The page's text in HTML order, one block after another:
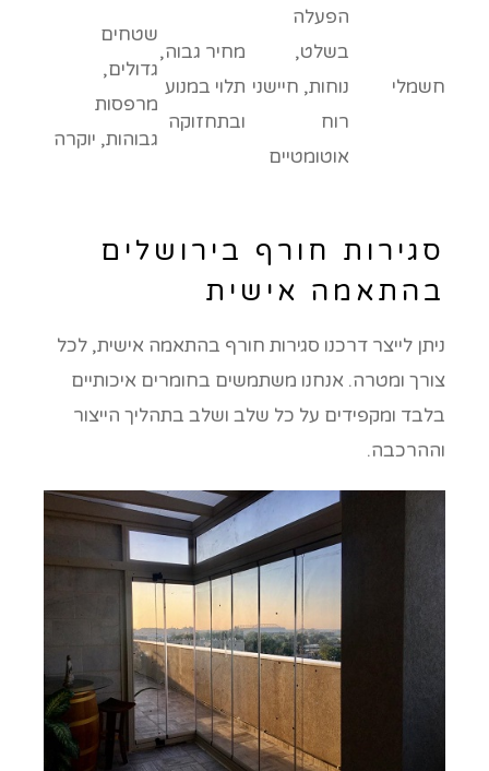
חשמלי
הפעלה
בשלט,
נוחות, חיישני
רוח
אוטומטיים
מחיר גבוה,
תלוי במנוע
ובתחזוקה
שטחים
גדולים,
מרפסות
גבוהות, יוקרה
סגירות חורף בירושלים
בהתאמה אישית
ניתן לייצר דרכנו סגירות חורף בהתאמה אישית, לכל
צורך ומטרה. אנחנו משתמשים בחומרים איכותיים
בלבד ומקפידים על כל שלב ושלב בתהליך הייצור
וההרכבה.